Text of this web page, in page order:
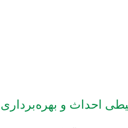
احداث و